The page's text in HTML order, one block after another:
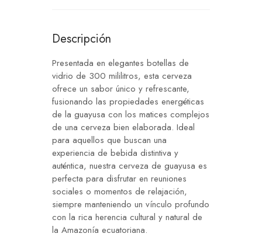
Descripción
Presentada en elegantes botellas de
vidrio de 300 mililitros, esta cerveza
ofrece un sabor único y refrescante,
fusionando las propiedades energéticas
de la guayusa con los matices complejos
de una cerveza bien elaborada. Ideal
para aquellos que buscan una
experiencia de bebida distintiva y
auténtica, nuestra cerveza de guayusa es
perfecta para disfrutar en reuniones
sociales o momentos de relajación,
siempre manteniendo un vínculo profundo
con la rica herencia cultural y natural de
la Amazonía ecuatoriana.